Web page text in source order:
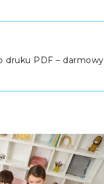
druku PDF – darmowy